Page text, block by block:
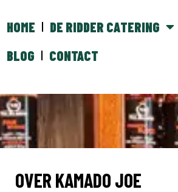
HOME DE RIDDER CATERING
BLOG
CONTACT
OVER KAMADO JOE